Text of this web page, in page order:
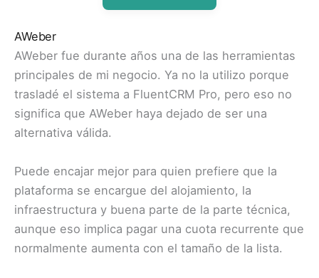
AWeber
AWeber fue durante años una de las herramientas
principales de mi negocio. Ya no la utilizo porque
trasladé el sistema a FluentCRM Pro, pero eso no
significa que AWeber haya dejado de ser una
alternativa válida.
Puede encajar mejor para quien prefiere que la
plataforma se encargue del alojamiento, la
infraestructura y buena parte de la parte técnica,
aunque eso implica pagar una cuota recurrente que
normalmente aumenta con el tamaño de la lista.